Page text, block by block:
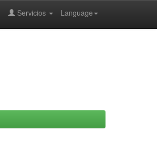
Language
Servicios